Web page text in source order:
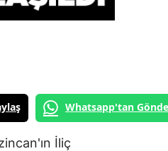
Whatsapp'tan
İliç